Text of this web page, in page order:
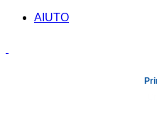
AIUTO